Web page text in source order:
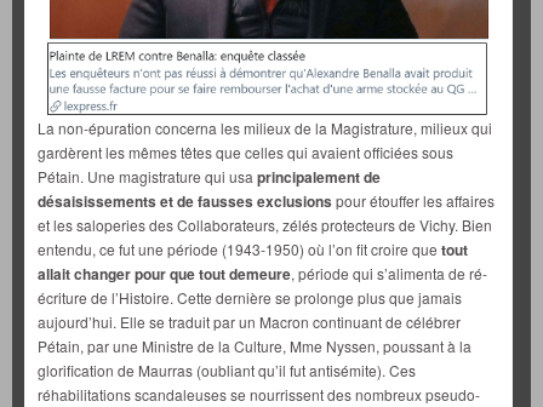
La non-épuration concerna les milieux de la Magistrature, milieux qui
gardèrent les mêmes têtes que celles qui avaient officiées sous
Pétain. Une magistrature qui usa principalement de
désaisissements et de fausses exclusions pour étouffer les affaires
et les saloperies des Collaborateurs, zélés protecteurs de Vichy. Bien
entendu, ce fut une période (1943-1950) où l’on fit croire que tout
allait changer pour que tout demeure, période qui s’alimenta de ré-
écriture de l’Histoire. Cette dernière se prolonge plus que jamais
aujourd’hui. Elle se traduit par un Macron continuant de célébrer
Pétain, par une Ministre de la Culture, Mme Nyssen, poussant à la
glorification de Maurras (oubliant qu’il fut antisémite). Ces
réhabilitations scandaleuses se nourrissent des nombreux pseudo-